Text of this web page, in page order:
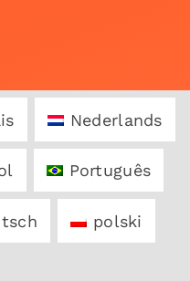
Nederlands
Português
polski